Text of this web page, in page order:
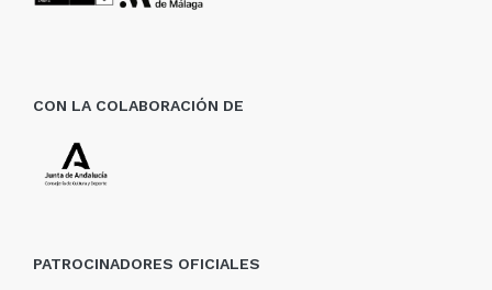
CON LA COLABORACIÓN DE
PATROCINADORES OFICIALES